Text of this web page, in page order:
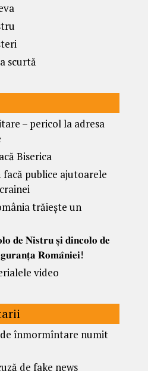
scurtă
– pericol la adresa
Biserica
publice ajutoarele
trăiește un
𝐝𝐞 𝐍𝐢𝐬𝐭𝐫𝐮 𝐬̦𝐢 𝐝𝐢𝐧𝐜𝐨𝐥𝐨 𝐝𝐞
𝐑𝐨𝐦𝐚̂𝐧𝐢𝐞𝐢!
video
înmormîntare numit
de fake news